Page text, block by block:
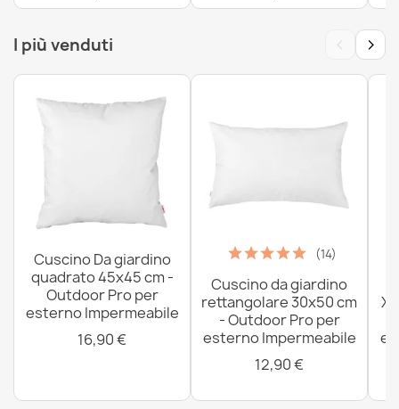
Tappeto IN CORDA SISAL SION cerchio A5165A Melange
tessitura piatta blu navy
31,90 €
I più venduti ‹ ›
Cuscino Da giardino
quadrato 45x45 cm -
Outdoor Pro per
esterno Impermeabile
16,90 €
(14)
Cuscino da giardino
rettangolare 30x50 cm
- Outdoor Pro per
esterno Impermeabile
12,90 €